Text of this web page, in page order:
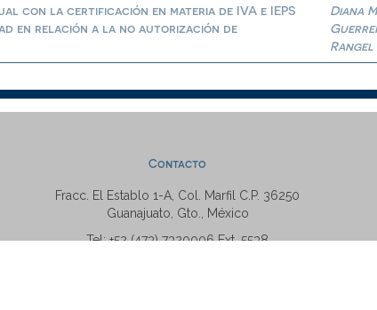
con la certificación en materia de IVA e IEPS
en relación a la no autorización de
Diana
Rangel
Contacto
Fracc. El Establo 1-A, Col. Marfil C.P. 36250
Guanajuato, Gto., México
Tel: +52 (473) 7320006 Ext. 5538